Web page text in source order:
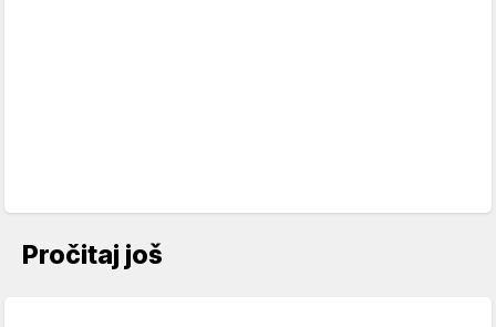
Pročitaj još